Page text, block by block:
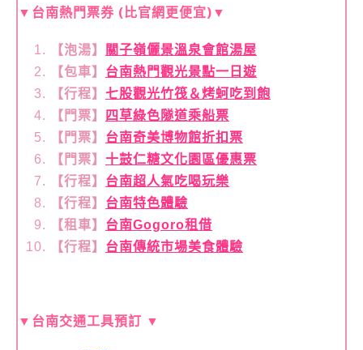
▼ 台南熱門票券 (比官網更便宜)▼
【泡湯】
關子嶺儷景溫泉會館湯屋
【包車】 台南熱門觀光景點一日遊
【行程】 七股觀光竹筏＆烤蚵吃到飽
【門票】
四草綠色隧道乘船票
【門票】 台南奇美博物館折扣票
【門票】 十鼓仁糖文化園區優惠票
【行程】 台南超人氣吃喝玩樂
【行程】 台南特色體驗
【租車】 台南Gogoro租借
【行程】 台南傳統市場美食體驗
▼ 台南交通工具預訂 ▼